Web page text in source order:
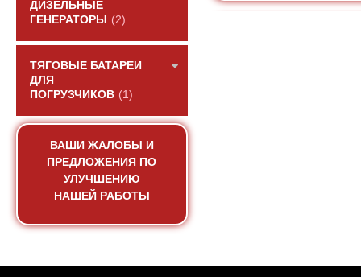
ДИЗЕЛЬНЫЕ
ГЕНЕРАТОРЫ
(2)
ТЯГОВЫЕ БАТАРЕИ
ДЛЯ
ПОГРУЗЧИКОВ (1)
ВАШИ ЖАЛОБЫ И
ПРЕДЛОЖЕНИЯ ПО
УЛУЧШЕНИЮ
НАШЕЙ РАБОТЫ